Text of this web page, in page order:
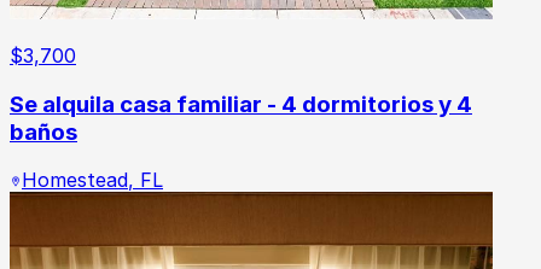
$3,700
Se alquila casa familiar - 4 dormitorios y 4
baños
Homestead, FL